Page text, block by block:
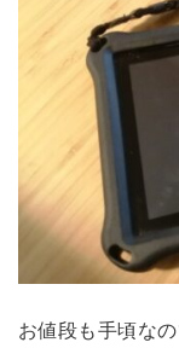
お値段も手頃な